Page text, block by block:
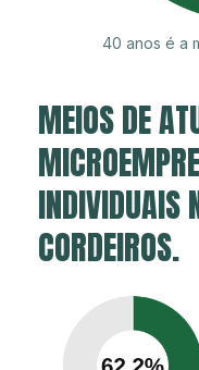
40 anos é a
MEIOS DE
INDIVIDUAIS
CORDEIROS.